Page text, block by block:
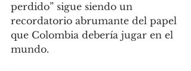
perdido” sigue siendo un
recordatorio abrumante del papel
que Colombia debería jugar en el
mundo.